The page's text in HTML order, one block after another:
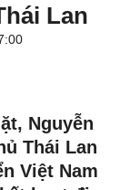
Lan
Nguyễn
Thái Lan
Việt Nam